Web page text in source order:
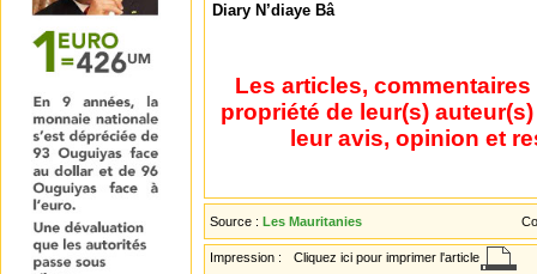
Diary N’diaye Bâ
Les articles,
propriété de leur(s)
leur avis, opinion et
Source : Les Mauritanies
Impression : Cliquez ici pour imprimer l'article